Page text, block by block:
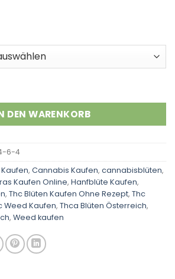
DEN WARENKORB
6-4
, Cannabis Kaufen, cannabisblüten,
Kaufen Online, Hanfblüte Kaufen,
, Thc Blüten Kaufen Ohne Rezept, Thc
Weed Kaufen, Thca Blüten Österreich,
, Weed kaufen